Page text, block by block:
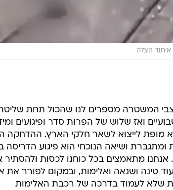
איחוד הצלה
המשטרה מספרים לנו שהכול תחת
ואז שלוש של הפרות סדר ופיגועים
מופת לייצוא לשאר חלקי הארץ. ההדחקה
ושיאה הנוכחי הוא פיגוע הדריסה
אנחנו מתאמצים בכל כוחנו לכסות ולהסתיר
טינה ושנאה ואלימות, ובמקום לפורר את
שלא לעמוד בדרכה של רכבת האלימות